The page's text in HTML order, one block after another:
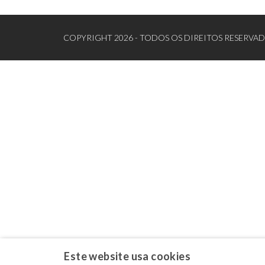
COPYRIGHT 2026 - TODOS OS DIREITOS
Este website usa cookies